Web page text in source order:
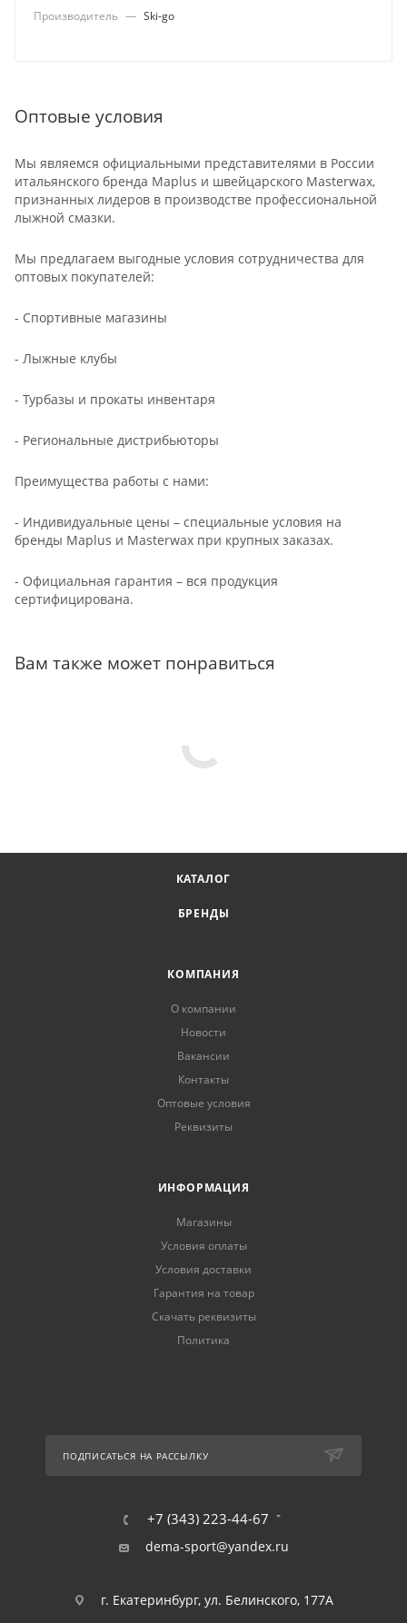
Производитель — Ski-go
Оптовые условия
Мы являемся официальными представителями в России
итальянского бренда Maplus и швейцарского Masterwax,
признанных лидеров в производстве профессиональной
лыжной смазки.
Мы предлагаем выгодные условия сотрудничества для
оптовых покупателей:
- Спортивные магазины
- Лыжные клубы
- Турбазы и прокаты инвентаря
- Региональные дистрибьюторы
Преимущества работы с нами:
- Индивидуальные цены – специальные условия на
бренды Maplus и Masterwax при крупных заказах.
- Официальная гарантия – вся продукция
сертифицирована.
Вам также может понравиться
КАТАЛОГ
БРЕНДЫ
КОМПАНИЯ
О компании
Новости
Вакансии
Контакты
Оптовые условия
Реквизиты
ИНФОРМАЦИЯ
Магазины
Условия оплаты
Условия доставки
Гарантия на товар
Скачать реквизиты
Политика
ПОДПИСАТЬСЯ НА РАССЫЛКУ
+7 (343) 223-44-67
dema-sport@yandex.ru
г. Екатеринбург, ул. Белинского, 177А